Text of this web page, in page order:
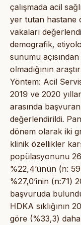
çalışmada acil
yer tutan hastane
vakaları
demografik,
sunumu
olmadığının
Yöntem: Acil
2019 ve 2020
arasında
değerlendirildi.
dönem olarak iki
klinik özellikler
popülasyonunu
%22,4’ünün (n:
%27,0’inin (n:71)
başvuruda
HDKA sıklığının
göre (%33,3)